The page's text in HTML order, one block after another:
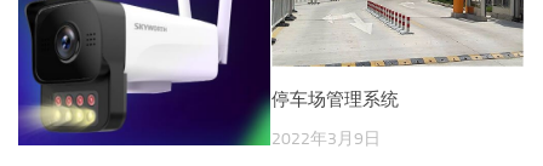
停车场管理系统
2022年3月9日